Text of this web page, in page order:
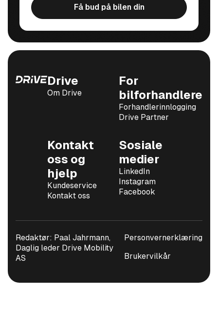
Få bud på bilen din
Drive
Om Drive
For
bilforhandlere
Forhandlerinnlogging
Drive Partner
Kontakt
oss og
hjelp
Kundeservice
Kontakt oss
Sosiale
medier
LinkedIn
Instagram
Facebook
Redaktør: Paal Jahrmann,
Daglig leder Drive Mobility
AS
Personvernerklæring
Brukervilkår